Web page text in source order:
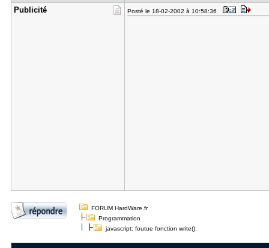
Publicité Posté le 18-02-2002 à 10:58:36
FORUM HardWare.fr
Programmation
javascript: foutue fonction write();